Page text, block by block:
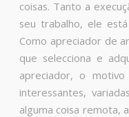
coisas. Tanto a
seu trabalho, ele
Como apreciador de
que selecciona e
apreciador, o
interessantes,
alguma coisa remota,